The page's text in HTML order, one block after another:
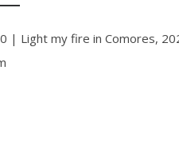
| Light my fire in Comores,